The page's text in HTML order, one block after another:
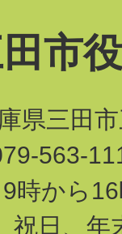
市
県三田市
563-
時から
祝日、年